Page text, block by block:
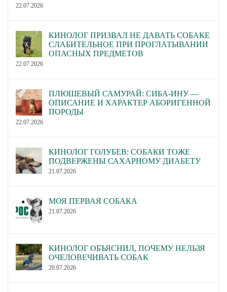
22.07.2026
КИНОЛОГ ПРИЗВАЛ НЕ ДАВАТЬ СОБАКЕ
СЛАБИТЕЛЬНОЕ ПРИ ПРОГЛАТЫВАНИИ
ОПАСНЫХ ПРЕДМЕТОВ
22.07.2026
ПЛЮШЕВЫЙ САМУРАЙ: СИБА-ИНУ —
ОПИСАНИЕ И ХАРАКТЕР АБОРИГЕННОЙ
ПОРОДЫ
22.07.2026
КИНОЛОГ ГОЛУБЕВ: СОБАКИ ТОЖЕ
ПОДВЕРЖЕНЫ САХАРНОМУ ДИАБЕТУ
21.07.2026
МОЯ ПЕРВАЯ СОБАКА
21.07.2026
КИНОЛОГ ОБЪЯСНИЛ, ПОЧЕМУ НЕЛЬЗЯ
ОЧЕЛОВЕЧИВАТЬ СОБАК
20.07.2026